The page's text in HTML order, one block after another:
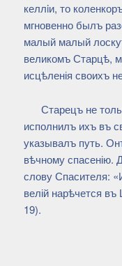
келлiи, то
мгновенно былъ
малый малый
великомъ Старцѣ,
исцѣленія своихъ
Старецъ не
исполнилъ ихъ въ
указывалъ путь.
вѣчному спасенію.
слову Спасителя:
велій нарѣчется
19).